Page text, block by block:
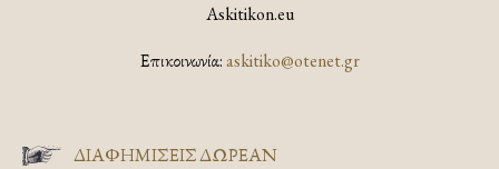
Askitikon.eu
Επικοινωνία:askitiko@otenet.gr
ΔΙΑΦΗΜΊΣΕΙΣ ΔΩΡΕΆΝ